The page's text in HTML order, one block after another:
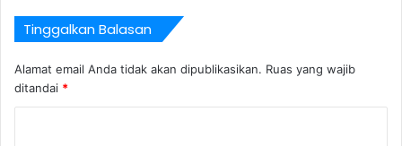
Tinggalkan Balasan
Alamat email Anda tidak akan dipublikasikan. Ruas yang wajib
ditandai *